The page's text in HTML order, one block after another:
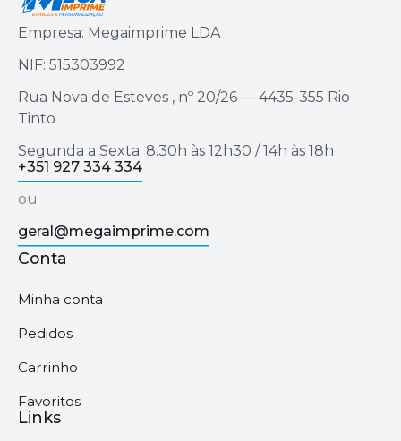
Empresa: Megaimprime LDA
NIF: 515303992
Rua Nova de Esteves , nº 20/26 — 4435-355 Rio
Tinto
Segunda a Sexta: 8.30h às 12h30 / 14h às 18h
+351 927 334 334
ou
geral@megaimprime.com
Conta
Minha conta
Pedidos
Carrinho
Favoritos
Links